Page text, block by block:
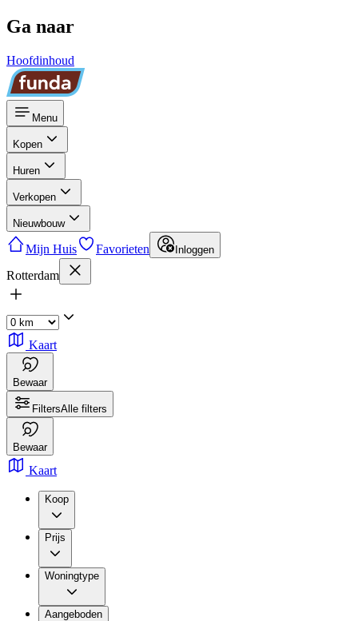
Ga naar
Hoofdinhoud
Menu
Kopen
Huren
Verkopen
Nieuwbouw
Mijn Huis Favorieten Inloggen
Rotterdam
Kaart
Bewaar
FiltersAlle filters
Bewaar
Kaart
Koop
Prijs
Woningtype
Aangeboden